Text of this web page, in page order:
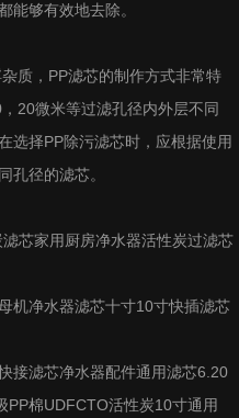
能够有效地去除。
质，PP滤芯的制作方式非常特
20微米等过滤孔径内外层不同
选择PP除污滤芯时，应根据使用
孔径的滤芯。
芯家用厨房净水器活性炭过滤芯
机净水器滤芯十寸10寸快插滤芯
接滤芯净水器配件通用滤芯6.20
PP棉UDFCTO活性炭10寸通用